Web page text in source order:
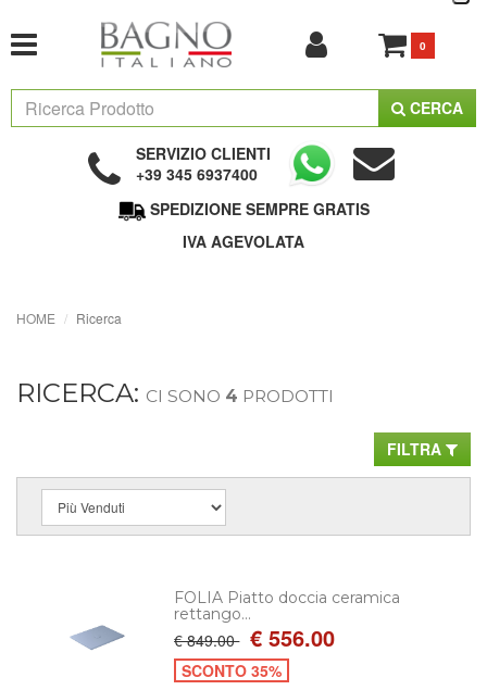
0
CERCA
SERVIZIO CLIENTI
+39 345 6937400
SPEDIZIONE SEMPRE GRATIS
IVA AGEVOLATA
HOME Ricerca
RICERCA: CI SONO 4 PRODOTTI
FILTRA
FOLIA Piatto doccia ceramica
rettango...
€ 849.00 € 556.00
SCONTO 35%